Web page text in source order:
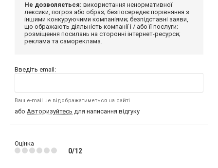
Не дозволяється: використання ненормативної
лексики, погроз або образ; безпосереднє порівняння з
іншими конкуруючими компаніями; безпідставні заяви,
що ображають діяльність компанії і / або її послуги;
розміщення посилань на сторонні інтернет-ресурси;
реклама та самореклама.
Введіть email:
Ваш e-mail не відображатиметься на сайті
або Авторизуйтесь для написання відгуку
Оцінка
0/12